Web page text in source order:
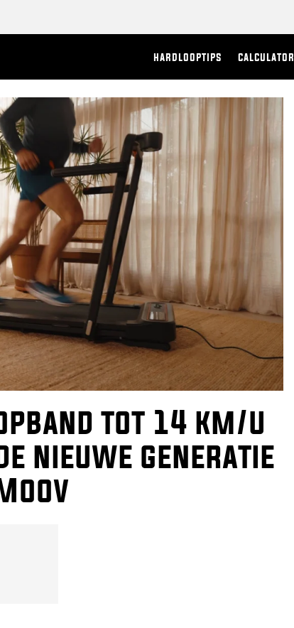
hardlooptips calculator
tot 14 km/u
nieuwe generatie